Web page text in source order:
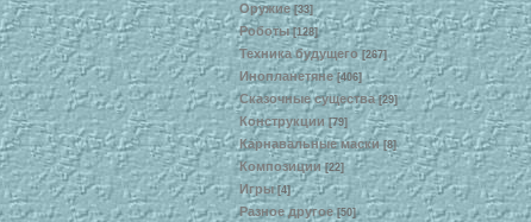
Оружие [33]
Роботы [128]
Техника будущего [267]
Инопланетяне [406]
Сказочные существа [29]
Конструкции [79]
Карнавальные маски [8]
Композиции [22]
Игры [4]
Разное другое [50]